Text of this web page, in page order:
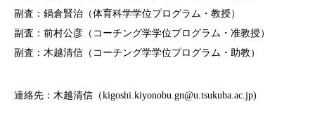
副査：鍋倉賢治（体育科学学位プログラム・教授）
副査：前村公彦（コーチング学学位プログラム・准教授）
副査：木越清信（コーチング学学位プログラム・助教）
連絡先：木越清信（kigoshi.kiyonobu.gn@u.tsukuba.ac.jp)